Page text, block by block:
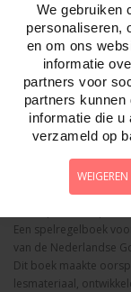
Aantal
Go spelregels boekje
Een spelregelboek
van de Nederlandse
Dit boek maakte
lesmateriaal,
We gebruiken
personaliseren,
en om ons
informatie
partners voor
partners
informatie die u
verzameld op
WEIGEREN